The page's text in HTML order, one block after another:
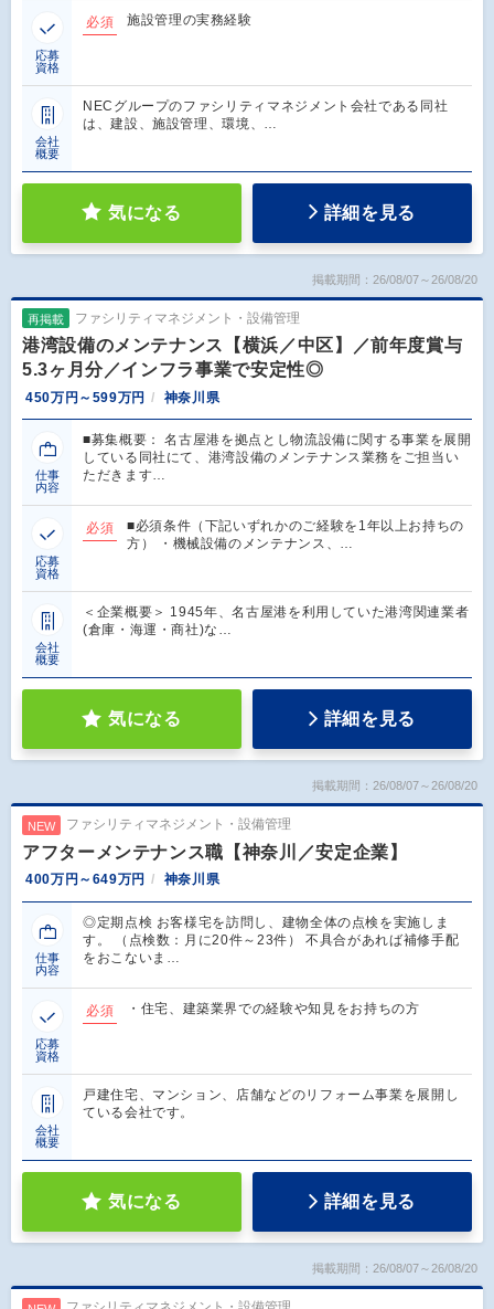
応募
資格
必須 施設管理の実務経験
会社
概要
NECグループのファシリティマネジメント会社である同社
は、建設、施設管理、環境、…
気になる 詳細を見る
掲載期間：26/08/07～26/08/20
再掲載 ファシリティマネジメント・設備管理
港湾設備のメンテナンス【横浜／中区】／前年度賞与
5.3ヶ月分／インフラ事業で安定性◎
450万円～599万円 神奈川県
仕事
内容
■募集概要： 名古屋港を拠点とし物流設備に関する事業を展開
している同社にて、港湾設備のメンテナンス業務をご担当い
ただきます…
応募
資格
必須
■必須条件（下記いずれかのご経験を1年以上お持ちの
方） ・機械設備のメンテナンス、…
会社
概要
＜企業概要＞ 1945年、名古屋港を利用していた港湾関連業者
(倉庫・海運・商社)な…
気になる 詳細を見る
掲載期間：26/08/07～26/08/20
NEW ファシリティマネジメント・設備管理
アフターメンテナンス職【神奈川／安定企業】
400万円～649万円 神奈川県
仕事
内容
◎定期点検 お客様宅を訪問し、建物全体の点検を実施しま
す。 （点検数：月に20件～23件） 不具合があれば補修手配
をおこないま…
応募
資格
必須 ・住宅、建築業界での経験や知見をお持ちの方
会社
概要
戸建住宅、マンション、店舗などのリフォーム事業を展開し
ている会社です。
気になる 詳細を見る
掲載期間：26/08/07～26/08/20